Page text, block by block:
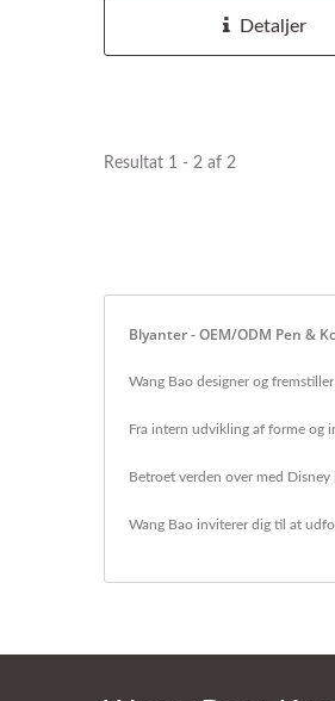
Detaljer
Resultat 1 - 2 af 2
Blyanter - OEM/ODM Pen &
Wang Bao designer og
Fra intern udvikling af forme og
Betroet verden over med
Wang Bao inviterer dig til at